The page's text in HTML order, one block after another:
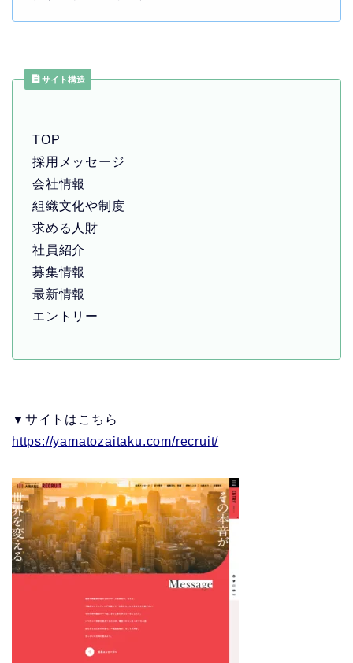
サイト構造
TOP
採用メッセージ
会社情報
組織文化や制度
求める人財
社員紹介
募集情報
最新情報
エントリー
▼サイトはこちら
https://yamatozaitaku.com/recruit/